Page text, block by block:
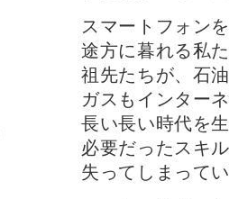
スマートフォン
途方に暮れる私
祖先たちが、石
ガスもインター
長い長い時代を
必要だったスキ
失ってしまって